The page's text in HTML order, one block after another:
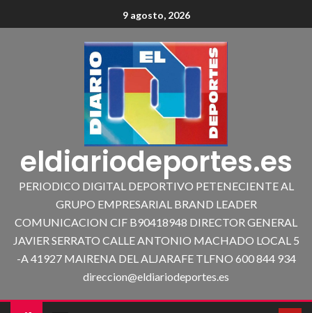
9 agosto, 2026
eldiariodeportes.es
PERIODICO DIGITAL DEPORTIVO PETENECIENTE AL
GRUPO EMPRESARIAL BRAND LEADER
COMUNICACION CIF B90418948 DIRECTOR GENERAL
JAVIER SERRATO CALLE ANTONIO MACHADO LOCAL 5
-A 41927 MAIRENA DEL ALJARAFE TLFNO 600 844 934
direccion@eldiariodeportes.es